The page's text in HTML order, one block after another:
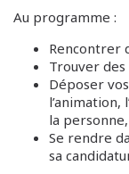
Au programme :
Rencontrer
Trouver des
Déposer
l’animation,
la
Se rendre
sa